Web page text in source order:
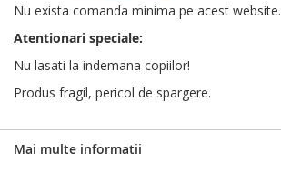
Nu exista comanda minima pe acest website.
Atentionari speciale:
Nu lasati la indemana copiilor!
Produs fragil, pericol de spargere.
Mai multe informatii